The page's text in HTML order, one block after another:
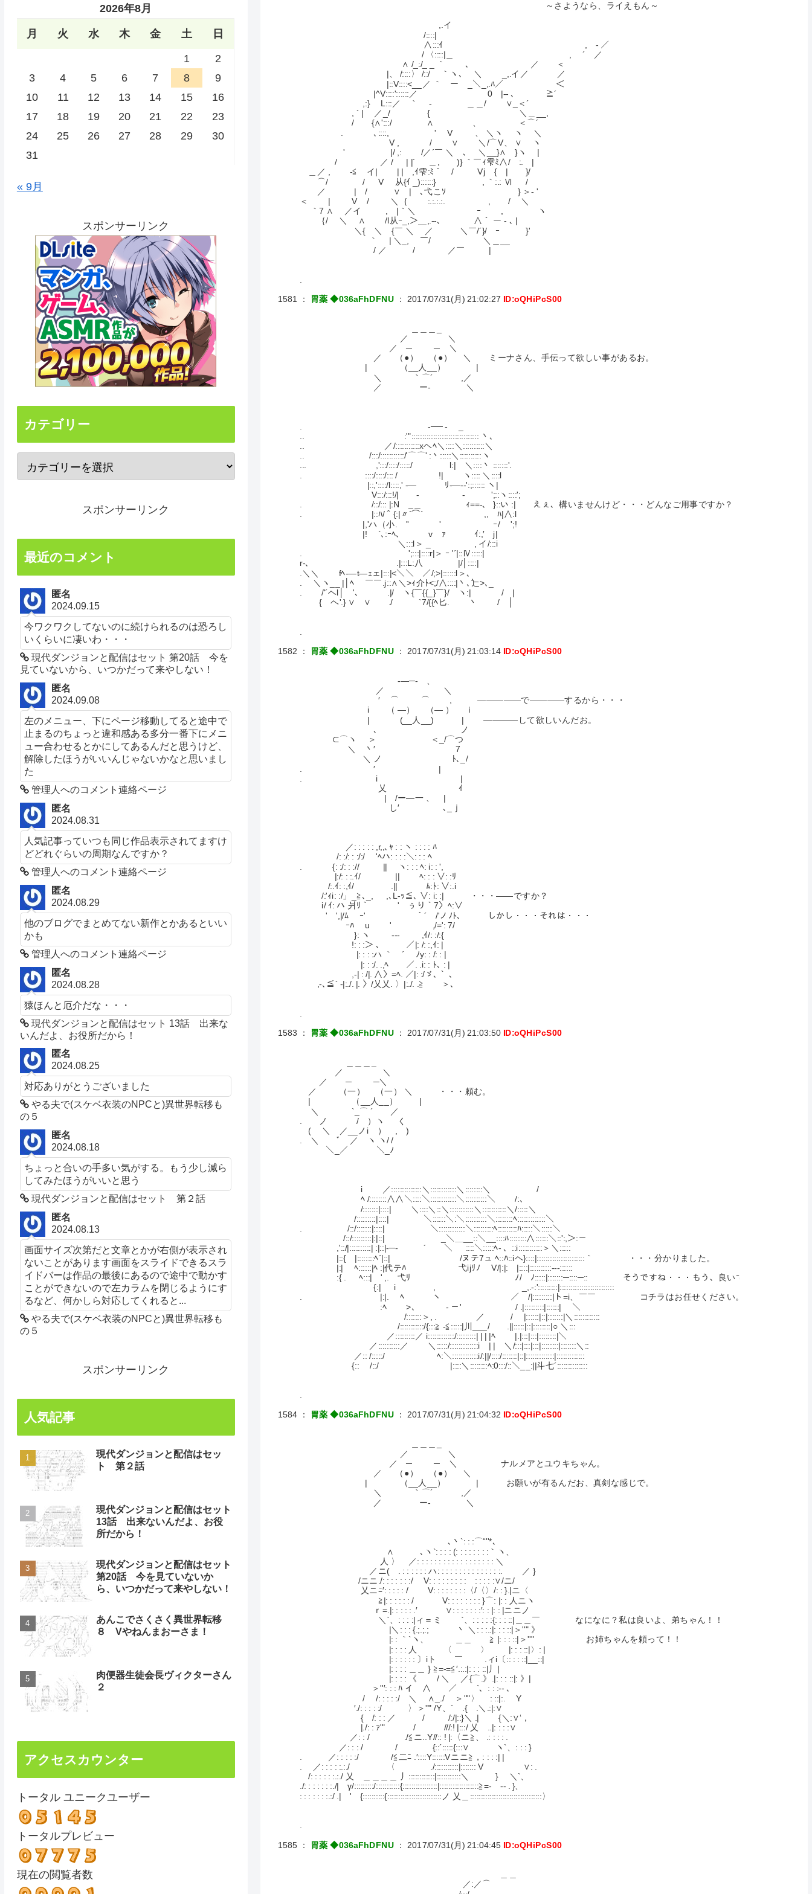
～さようなら、ライえもん～
,.イ
/::::|
∧:::ｲ , - ／
/ 〈::::|＿ , ´ ／
∧ /_:/_ _ ｀ ､ ／ ＜
|、 /::::〉 /::/ ｀ヽ､ ＼ _,.イ／ ／
|::V::::<__／ ｀ ー _＼_,.ﾊ／ ＜
|^V::::'::::::／ 0 |-- ､ ≧´
,:} L:::／ ｀ - ＿＿/ ∨_＜´
, ´ | ／_/ { ＼＿__,
/ {∧':::/ ∧ 、 ＜⌒´
. ､::::, ' V 、 ＼ヽ ヽ ＼
V , / ∨ ＼/⌒V、 ∨ ヽ
' |/ ,: /／´￣ ＼ ､ ＼__}∧ }ヽ |
/ ／ / | |´ ＿, )} ｀￣ｨ雫ﾐ∧/ :. |
＿／ , -≦ イ| | | ,ｲ雫:ﾐ｀ / Vj { | }/
⌒/ / V 从{ｲ _)::::::} , ｀:.: Ⅵ /
／ | / ∨ | ､弋こｿ } ＞- '
＜ | V / ＼｛ :.:.:.:. , / ＼
｀7 ∧ ／イ , |｀＼ ｰ , ヽ
｛/ ＼ ∧ /l从ｰ_,＞＿,.--､ ∧｀ ー ‐ ､ |
＼{ ＼ {￣ ＼ ／ ＼￣/´}/ ｰ }'
｀ | ＼_, ￣/ ＼＿__
/ ／ / ／￣ |
1581 ： 胃薬 ◆036aFhDFNU ： 2017/07/31(月) 21:02:27 ID:oQHiPcS00
／ ＼
／ ─ ─ ＼
／ （●） （●） ＼ ミーナさん、手伝って欲しい事があるお。
| （__人__） |
＼ ｀⌒´ ,／
／ ー‐ ＼
. -── - _
.. :'"::::::::::::::::::::::::::::::: 丶､
.. ／/:::::::::::xヘﾍ＼::::＼::::::::::＼
.. /:::/:::::::::::/'⌒⌒' :丶:::::＼::::::::::ヽ
... ,':::/::::/:::::/ l:| ＼::::丶 :::::::'.
. ::::/::::/::: / !| ヽ:::: ＼::::l
|::,'::::/l::::,' -― ﾘ-―‐-':;:::::: ヽ|
V:::/:::!/| - ‐ ';::ヽ::::';
. /::/::: |:N _＿ ｨ==-、 }::い :| えぇ、構いませんけど・・・どんなご用事ですか？
. |::ﾊ/＾{:|〃´⌒` ,, ﾊ|∧:l
|,'ハ（小. '' ' ｰ/ ';!
|! `､:ｰﾍ、 v ｧ ｲ:,′ j|
＼:::l＞ _ , イ/:::i
. ';:::|::::r|＞ ｰ '´|::Ⅳ:::::|
r-､ .|:::L:八 |/│::::|
.＼＼ fﾍ-―t―ｪェ|:::|<＼＼ ／/;>|::::::l＞､
. ＼ヽ__ |│ﾍ ￣￣.j::∧＼>ｨ介ﾄ<;/∧::::|丶､辷>､_
. /'´ヘl│ '､ .|/ ヽ{￣{{_}￣}/ ヽ:| / |
{ ヘ'.} ∨ ∨ ./ `7/{{ﾍ匕. 丶 / │
1582 ： 胃薬 ◆036aFhDFNU ：2017/07/31(月) 21:03:14 ID:oQHiPcS00
-―─- 、
／ ＼
′ ⌒ ⌒ , ―――――で――――するから・・・
i （ ―） （― ） ｉ
| (__人__) | ――――して欲しいんだお。
､ ノ
⊂⌒ヽ ＞ ＜_/⌒つ
＼ 丶′ 7
＼ ノ ﾄ､_/
. ′ |
. i |
乂 ｲ
| /ー―一 、 |
し′ ､_ｊ
／: : : : : ,r,,､ｬ : : ヽ : : : : ﾊ
/: :/: : :/:/ 'ﾍハ: : : :＼: : : ﾍ
. {: :/: : :// || ヽ: : : ﾍ: i: : ',
|:/: : :.ｲ/ || ﾍ: : : ∨: :ﾘ
/:.ｲ: :,ｲ/ .|| ﾑ:ﾄ: ∨:.i
/:'ｨi: :/」_≧､_, ,､L-ｯ≦､ ∨: i: :| ・・・――ですか？
i/ ｲ: ハ 爿ﾘ｀ ' ぅり｀7〉ﾍ:∨
' ',|/ﾑ ｰ' ｀´ /'ノﾉﾄ､ しかし・・・それは・・・
ｰﾊ u ' ,/=': 7/
}: ヽ -‐- ,ｲ/: :/:{
!: : :＞ ､ ／|: /: :,ｲ: |
|: : : :ハ ｀ ´ ﾉy: : /: : |
|: : :/. .,ﾍ ／. .i: : ﾄ､ : |
,-| : /|. ∧〉=ﾍ. ／|: :/ゞ､｀ ､
,-､≦´ -|:./. |. 〉/乂乂. 〉|:./. .≧ ＞､
1583 ： 胃薬 ◆036aFhDFNU ： 2017/07/31(月) 21:03:50 ID:oQHiPcS00
／ ＼
／ ─ ─＼
／ （一） （一） ＼ ・・・頼む。
| （__人__） |
＼ `_⌒ ´ ／
. ノ / ）ヽ く
( ＼ ／__ノi ） , )
. ＼ ﾞ ／ ヽ ヽ/ /
＼_／ ＼_ﾉ
i ／::::::::::::::＼::::::::::::＼::::::::＼ /
ﾍ /::::::::∧∧＼::::＼::::::::::::＼::::::::::＼ /:、
/:::::::|::::| ＼::::＼::＼:::::::::::＼:::::::::::＼/:::::＼
/:::::::::|::::| ＼::::::＼:＼::::::::::＼::::::::ﾍ:::::::::::::＼
. /::/:::::::|::::| ＼::::::::::::＼:::::::::ﾍ:::::::::ﾊ:::::＼:::::＼
/::/:::::::::|:|::| _＼＿__::＼__::::ﾊ::::::::∧::::::＼::':,＞:－
,'::/|::::::::::| :|::|-─- ´ ＼ ::::＼:::::ﾍ- 、::i:::::::::::＞＼:::::
|::{ |::::::::ﾍ´|::| /ヌテ7ュ ﾍ::ﾊ::iヘ}::::|::::::::::::::::::::::｀ ・・・分かりました。
|:| ﾍ::::::|ﾍ :|代テﾊ 弋ijﾘﾉ V/|:|: |::::|::::::::::---::::::
:{ . ﾍ:::| ' ,. 弋ﾘ ﾉ/ ﾉ:::::|:::::::─::::─:: そうですね・・・もう、良いでしょう。
{:| i , _,.-:':::::::::|:::::::::::::::::::::::::
. |:|. ﾍ ヽ ／ /|:::::::::|ト=i、￣￣ コチラはお任せください。
:ﾍ >、 - －' / .|:::::::::|::::::|￣ ＼
/:::::::＞, . ／ / |::::::|::|:::::::|＼::::::::::::
/:::::::::::/{:::≧ -≦:::::|川___/ .||:::::|::|::::::::|○ ＼:::
／:::::::::／ i::::::::::::/:::::::::| | | |ﾍ |.|:::|:::|::::::::|＼
／::::::::::／ ＼:::::/:::::::::::::i | | ＼/:::|:::|:::|::::::::|:::::::＼::
／:: /:::::/ ﾍ:＼::::::::::::i/:||/::::/:::::::|::|:::::::::::::|:::::::::::::
{:: /::/ |::::＼::::::::ﾍ:0:::/::＼__:||斗七´::::::::::::::
.
1584 ： 胃薬 ◆036aFhDFNU ： 2017/07/31(月) 21:04:32 ID:oQHiPcS00
／ ＼
／ ─ ─ ＼ ナルメアとユウキちゃん。
／ （●） （●） ＼
| （__人__） | お願いが有るんだお、真剣な感じで。
＼ ｀⌒´ ,／
／ ー‐ ＼
､丶`: : :⌒“''*､
∧ ､ヽ`: : : : (: : : : : : : :｀ヽ、
人 〉 ／: : : : : : : : : : : : : : : : : : ＼
／ニ( . : : : : : : ハ: : : : : : : : : : : : : : :. ／ }
/ニニ./: : : : : : :/ V: : : : : : : : : : : : : :∨/ニ/
乂ニﾆ′: : : : : / V: : : : : : : :〈/〈〉/: : }.|ニ〈
≧|: : : : : : / V: : : : : : : : }⌒: |: : 人ニヽ
ｒ=.|: : : : : .′ ∨: : : : : : :′: : |: : |ニニノ
＼`、: : : :|ィ＝ミ `、: : : : :{: : : ::|＿＿￣ なになに？私は良いよ、弟ちゃん！！
|＼: : : {.;.;.; 丶 ＼: : :.:|: : : ::|＞''" 》
|: : ｀`ヽ、 ＿＿ ≧ |: : : ::|＞''" お姉ちゃんを頼って！！
|: : : : 人 〈 〉 |: : : ::|〉: |
|: : : : : : 〕iト ￣ .ィi〔:: : : ::|__::|
|: : : : ＿＿ } ≧=-=≦′.:.:|: : : ::|丿|
|: : : : 《 / ＼ ／{⌒.》.|: : : ::|: 》|
＞''′: : : ﾊ イ ∧ ／￣ `、: : :‐‐ 、
/ /: : : : :/ ＼ ∧_./ ＞''"〉 : ::|:. Y
′./: : : : :/ 〉＞''" /Y、´ .{ .＼.:|:∨
{ /: : : ／ / /:/|::}＼ .| {＼:∨‘，
|./: : ｧ'" / ///:! |:::/ 乂 ..|: : : :∨
／: : / ./≦ニ..Y//:: ! |:〈ニ≧、 .: : : : .
／: : : / / {::´:::::{:::∨ ヽ`、: : : }
. ／: : : : :/ /≦二ﾆ .′::::Y::::::Vニニ≧，: : : :| |
. ／: : : : :.:./ 〈 ./:::::::::::|::::::: V ∨: .
/: : : : : :.:./ 乂 ＿＿＿＿ 丿::::::::::::|:::::::::::＼ } ＼`、
./: : : : : : :./| γ/:::::::::/:::::::::::{::::::::::::::::|::::::::::::::::::≧=- -- . }、
: : : : : : :.:/ .| ' {::::::::::{:::::::::::::::::::::::::ノ 乂＿:::::::::::::::::::::::::::::::::〉
.
1585 ： 胃薬 ◆036aFhDFNU ： 2017/07/31(月) 21:04:45 ID:oQHiPcS00
／:／⌒
2026年8月
月 火 水 木 金 土 日
1
2
3
4 5 6 7 8
9
10
11 12 13 14 15
16
17
18 19 20 21 22
23
24
25 26 27 28 29
30
31
« 9月
スポンサーリンク
カテゴリー
スポンサーリンク
最近のコメント
匿名
2024.09.15
今ワクワクしてないのに続けられるのは恐ろし
いくらいに凄いわ・・・
現代ダンジョンと配信はセット 第20話 今を
見ていないから、いつかだって来やしない！
匿名
2024.09.08
左のメニュー、下にページ移動してると途中で
止まるのちょっと違和感ある多分一番下にメニ
ュー合わせるとかにしてあるんだと思うけど、
解除したほうがいいんじゃないかなと思いまし
た
管理人へのコメント連絡ページ
匿名
2024.08.31
人気記事っていつも同じ作品表示されてますけ
どどれぐらいの周期なんですか？
管理人へのコメント連絡ページ
匿名
2024.08.29
他のブログでまとめてない新作とかあるといい
かも
管理人へのコメント連絡ページ
匿名
2024.08.28
猿ほんと厄介だな・・・
現代ダンジョンと配信はセット 13話 出来な
いんだよ、お役所だから！
匿名
2024.08.25
対応ありがとうございました
やる夫で(スケベ衣装のNPCと)異世界転移も
の５
匿名
2024.08.18
ちょっと合いの手多い気がする。もう少し減ら
してみたほうがいいと思う
現代ダンジョンと配信はセット 第２話
匿名
2024.08.13
画面サイズ次第だと文章とかが右側が表示され
ないことがあります画面をスライドできるスラ
イドバーは作品の最後にあるので途中で動かす
ことができないので左カラムを閉じるようにす
るなど、何かしら対応してくれると...
やる夫で(スケベ衣装のNPCと)異世界転移も
の５
スポンサーリンク
人気記事
現代ダンジョンと配信はセッ
ト 第２話
現代ダンジョンと配信はセット
13話 出来ないんだよ、お役
所だから！
現代ダンジョンと配信はセット
第20話 今を見ていないか
ら、いつかだって来やしない！
あんこでさくさく異世界転移
８ Vやねんまおーさま！
肉便器生徒会長ヴィクターさん
２
アクセスカウンター
トータル ユニークユーザー
トータルプレビュー
現在の閲覧者数